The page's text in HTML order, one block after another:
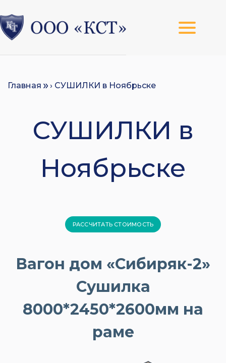
Главная › СУШИЛКИ в Ноябрьске
СУШИЛКИ в
Ноябрьске
РАССЧИТАТЬ СТОИМОСТЬ
Вагон дом «Сибиряк-2»
Сушилка
8000*2450*2600мм на
раме